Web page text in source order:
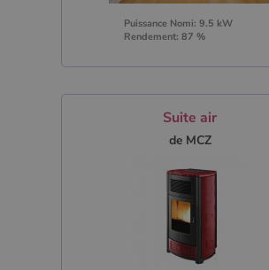
Puissance Nomi: 9.5 kW
Rendement: 87 %
Suite air
de MCZ